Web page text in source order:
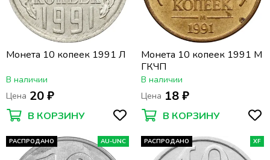
Монета 10 копеек 1991 Л
В наличии
Цена 20 ₽
В КОРЗИНУ
Монета 10 копеек 1991 М
ГКЧП
В наличии
Цена 18 ₽
В КОРЗИНУ
РАСПРОДАНО AU-UNC РАСПРОДАНО XF